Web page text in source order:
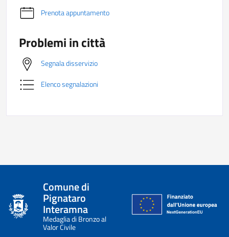
Prenota appuntamento
Problemi in città
Segnala disservizio
Elenco segnalazioni
Comune di
Pignataro
Interamna
Medaglia di Bronzo al
Valor Civile